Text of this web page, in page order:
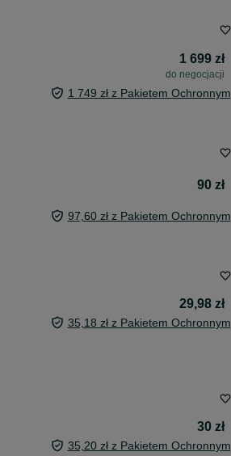
1 699 zł
do negocjacji
1 749 zł z Pakietem Ochronnym
90 zł
97,60 zł z Pakietem Ochronnym
29,98 zł
35,18 zł z Pakietem Ochronnym
30 zł
35,20 zł z Pakietem Ochronnym